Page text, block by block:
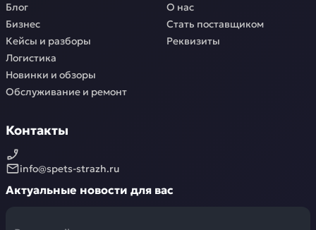
Блог
Бизнес
Кейсы и разборы
Логистика
Новинки и обзоры
Обслуживание и ремонт
О нас
Стать поставщиком
Реквизиты
Контакты
info@spets-strazh.ru
Актуальные новости для вас